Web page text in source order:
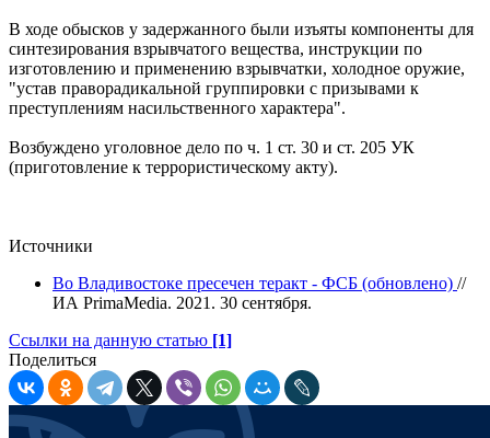
В ходе обысков у задержанного были изъяты компоненты для
синтезирования взрывчатого вещества, инструкции по
изготовлению и применению взрывчатки, холодное оружие,
"устав праворадикальной группировки с призывами к
преступлениям насильственного характера".
Возбуждено уголовное дело по ч. 1 ст. 30 и ст. 205 УК
(приготовление к террористическому акту).
Источники
Во Владивостоке пресечен теракт - ФСБ (обновлено) //
ИА PrimaMedia. 2021. 30 сентября.
Ссылки на данную статью [1]
Поделиться